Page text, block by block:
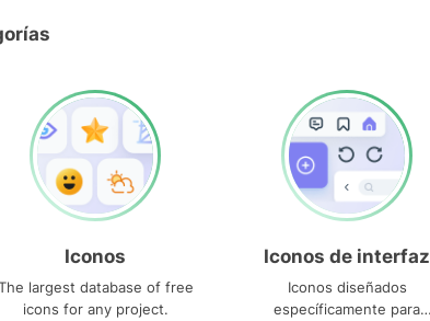
Iconos
largest database of free
icons for any project.
Iconos de interfaz
Iconos diseñados
específicamente para